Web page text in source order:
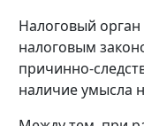
Налоговый
налоговым
причинно-
наличие умысла